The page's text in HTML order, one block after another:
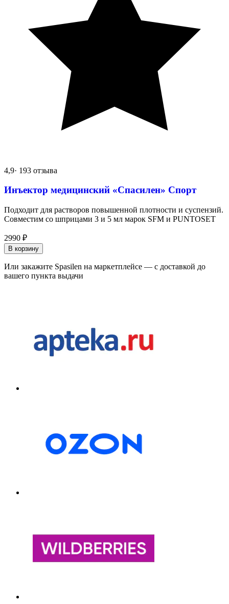
4,9· 193 отзыва
Инъектор медицинский «Спасилен» Спорт
Подходит для растворов повышенной плотности и суспензий.
Совместим со шприцами 3 и 5 мл марок SFM и PUNTOSET
2990 ₽
В корзину
Или закажите Spasilen на маркетплейсе — с доставкой до
вашего пункта выдачи